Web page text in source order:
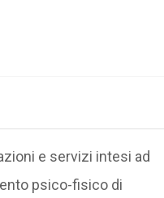
e servizi intesi ad
psico-fisico di